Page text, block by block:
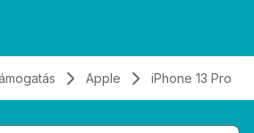
Apple iPhone 13 Pro